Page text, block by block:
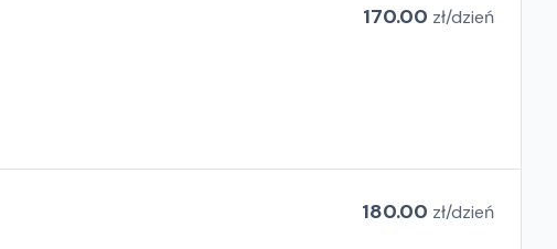
170.00 zł/dzień
180.00 zł/dzień